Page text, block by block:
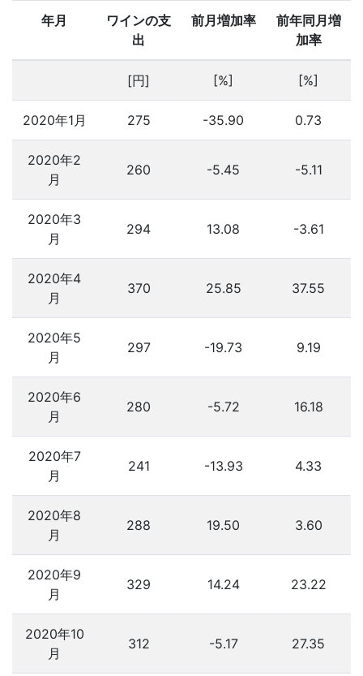
年月
ワインの支
出
前月増加率
前年同月増
加率
[円] [%] [%]
2020年1月 275 -35.90 0.73
2020年2
月
260 -5.45 -5.11
2020年3
月
294 13.08 -3.61
2020年4
月
370 25.85 37.55
2020年5
月
297 -19.73 9.19
2020年6
月
280 -5.72 16.18
2020年7
月
241 -13.93 4.33
2020年8
月
288 19.50 3.60
2020年9
月
329 14.24 23.22
2020年10
月
312 -5.17 27.35